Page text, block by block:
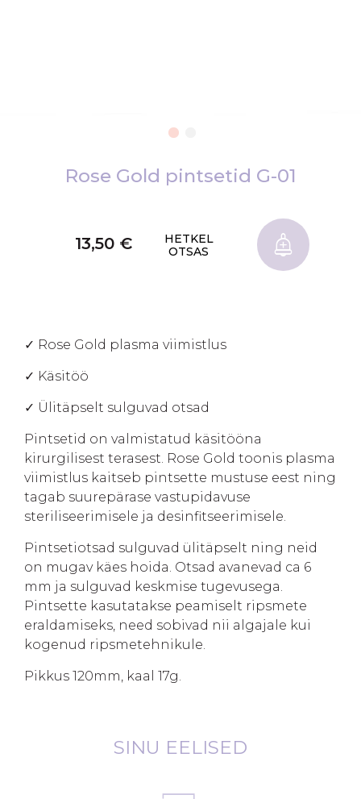
Rose Gold pintsetid G-01
13,50 €
HETKEL
OTSAS
✓ Rose Gold plasma viimistlus
✓ Käsitöö
✓ Ülitäpselt sulguvad otsad
Pintsetid on valmistatud käsitööna
kirurgilisest terasest. Rose Gold toonis plasma
viimistlus kaitseb pintsette mustuse eest ning
tagab suurepärase vastupidavuse
steriliseerimisele ja desinfitseerimisele.
Pintsetiotsad sulguvad ülitäpselt ning neid
on mugav käes hoida. Otsad avanevad ca 6
mm ja sulguvad keskmise tugevusega.
Pintsette kasutatakse peamiselt ripsmete
eraldamiseks, need sobivad nii algajale kui
kogenud ripsmetehnikule.
Pikkus 120mm, kaal 17g.
SINU EELISED